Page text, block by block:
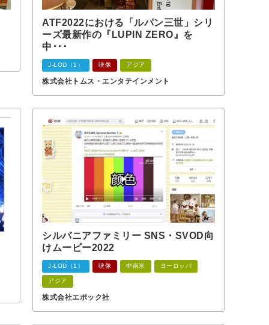
ATF2022における「ルパン三世」シリ
ーズ最新作の『LUPIN ZERO』を
中･･･
J-LOD（1） 映像 アジア
株式会社トムス・エンタテインメント
シルバニアファミリー SNS・SVOD向
けムービー2022
J-LOD（1） 映像 中南米 ヨーロッパ
アジア
株式会社エポック社